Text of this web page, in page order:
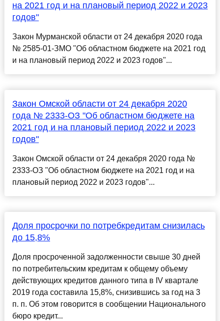
на 2021 год и на плановый период 2022 и 2023
годов"
Закон Мурманской области от 24 декабря 2020 года
№ 2585-01-ЗМО "Об областном бюджете на 2021 год
и на плановый период 2022 и 2023 годов"...
Закон Омской области от 24 декабря 2020
года № 2333-ОЗ "Об областном бюджете на
2021 год и на плановый период 2022 и 2023
годов"
Закон Омской области от 24 декабря 2020 года №
2333-ОЗ "Об областном бюджете на 2021 год и на
плановый период 2022 и 2023 годов"...
Доля просрочки по потребкредитам снизилась
до 15,8%
Доля просроченной задолженности свыше 30 дней
по потребительским кредитам к общему объему
действующих кредитов данного типа в IV квартале
2019 года составила 15,8%, снизившись за год на 3
п. п. Об этом говорится в сообщении Национального
бюро кредит...